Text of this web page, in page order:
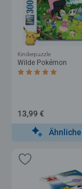
Wilde Pokémon
Durchschnittliche
Kinderpuzzle
13,99 €